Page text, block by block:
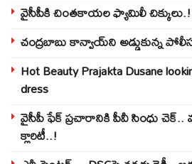
వైసీపీకి చింతకాయల ఫ్యామిలీ చిక్కులు.!
చంద్రబాబు కాన్వాయ్‌ని అడ్డుకున్న
Hot Beauty Prajakta Dusane
dress
వైసీపీ ఫేక్ ప్రచారానికి పీవీ సింధు చెక్..
క్లారిటీ..!